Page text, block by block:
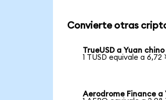
Convierte otras
TrueUSD a Yuan chino
1 TUSD equivale a 6,72
Aerodrome Finance a